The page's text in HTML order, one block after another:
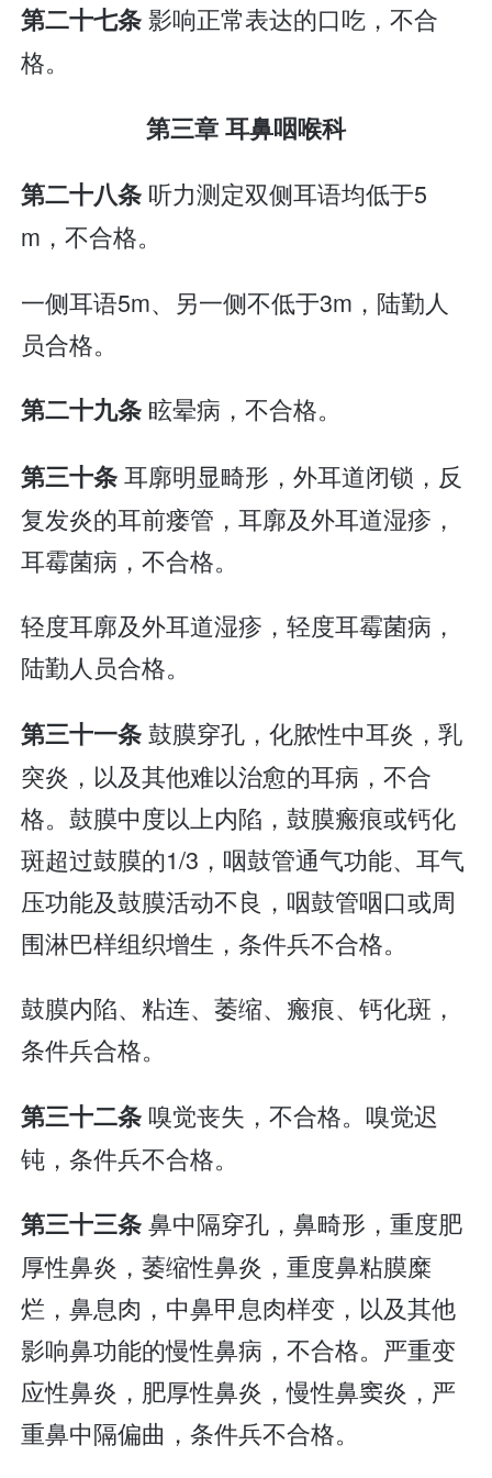
第二十七条影响正常表达的口吃，不合
格。
第三章 耳鼻咽喉科
第二十八条 听力测定双侧耳语均低于5
m，不合格。
一侧耳语5m、另一侧不低于3m，陆勤人
员合格。
第二十九条 眩晕病，不合格。
第三十条耳廓明显畸形，外耳道闭锁，反
复发炎的耳前瘘管，耳廓及外耳道湿疹，
耳霉菌病，不合格。
轻度耳廓及外耳道湿疹，轻度耳霉菌病，
陆勤人员合格。
第三十一条鼓膜穿孔，化脓性中耳炎，乳
突炎，以及其他难以治愈的耳病，不合
格。鼓膜中度以上内陷，鼓膜瘢痕或钙化
斑超过鼓膜的1/3，咽鼓管通气功能、耳气
压功能及鼓膜活动不良，咽鼓管咽口或周
围淋巴样组织增生，条件兵不合格。
鼓膜内陷、粘连、萎缩、瘢痕、钙化斑，
条件兵合格。
第三十二条 嗅觉丧失，不合格。嗅觉迟
钝，条件兵不合格。
第三十三条鼻中隔穿孔，鼻畸形，重度肥
厚性鼻炎，萎缩性鼻炎，重度鼻粘膜糜
烂，鼻息肉，中鼻甲息肉样变，以及其他
影响鼻功能的慢性鼻病，不合格。严重变
应性鼻炎，肥厚性鼻炎，慢性鼻窦炎，严
重鼻中隔偏曲，条件兵不合格。